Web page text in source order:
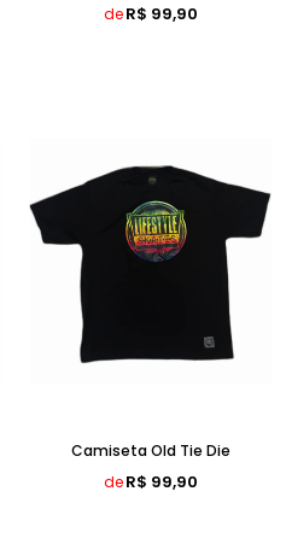
deR$ 99,90
Camiseta Old Tie Die
deR$ 99,90